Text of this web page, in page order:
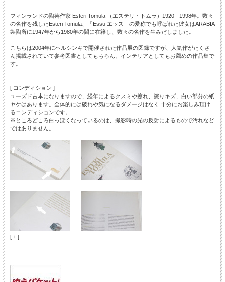
フィンランドの陶芸作家 Esteri Tomula （エステリ・トムラ）1920 - 1998年。数々
の名作を残したEsteri Tomula、「Essu エッス」の愛称でも呼ばれた彼女はARABIA
製陶所に1947年から1980年の間に在籍し、数々の名作を生みだしました。
こちらは2004年にヘルシンキで開催された作品展の図録ですが、人気作がたくさ
ん掲載されていて参考図書としてもちろん、インテリアとしてもお薦めの作品集で
す。
[ コンディション ]
ユーズド古本になりますので、経年によるクスミや擦れ、擦りキズ、白い部分の紙
ヤケはあります。全体的には破れや気になるダメージはなく 十分にお楽しみ頂け
るコンディションです。
※ところどころ白っぽくなっているのは、撮影時の光の反射によるもので汚れなど
ではありません。
[ + ]